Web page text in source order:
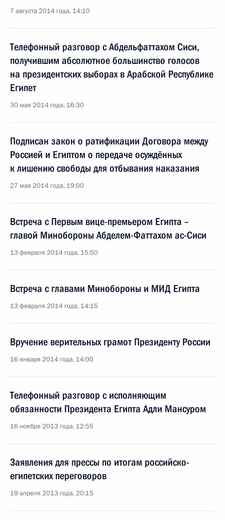
7 августа 2014 года, 14:10
Телефонный разговор с Абдельфаттахом Сиси,
получившим абсолютное большинство голосов
на президентских выборах в Арабской Республике
Египет
30 мая 2014 года, 16:30
Подписан закон о ратификации Договора между
Россией и Египтом о передаче осуждённых
к лишению свободы для отбывания наказания
27 мая 2014 года, 19:00
Встреча с Первым вице-премьером Египта –
главой Минобороны Абделем-Фаттахом ас-Сиси
13 февраля 2014 года, 15:50
Встреча с главами Минобороны и МИД Египта
13 февраля 2014 года, 14:15
Вручение верительных грамот Президенту России
16 января 2014 года, 14:00
Телефонный разговор с исполняющим
обязанности Президента Египта Адли Мансуром
16 ноября 2013 года, 12:55
Заявления для прессы по итогам российско-
египетских переговоров
19 апреля 2013 года, 20:15